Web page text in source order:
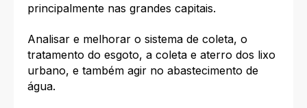
principalmente nas grandes capitais.
Analisar e melhorar o sistema de coleta, o
tratamento do esgoto, a coleta e aterro dos lixo
urbano, e também agir no abastecimento de
água.